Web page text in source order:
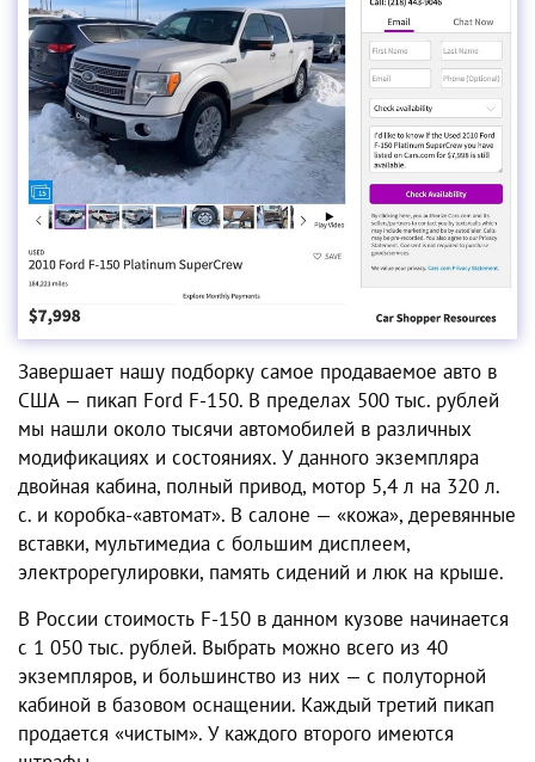
Завершает нашу подборку самое продаваемое авто в
США — пикап Ford F-150. В пределах 500 тыс. рублей
мы нашли около тысячи автомобилей в различных
модификациях и состояниях. У данного экземпляра
двойная кабина, полный привод, мотор 5,4 л на 320 л.
с. и коробка-«автомат». В салоне — «кожа», деревянные
вставки, мультимедиа с большим дисплеем,
электрорегулировки, память сидений и люк на крыше.
В России стоимость F-150 в данном кузове начинается
с 1 050 тыс. рублей. Выбрать можно всего из 40
экземпляров, и большинство из них — с полуторной
кабиной в базовом оснащении. Каждый третий пикап
продается «чистым». У каждого второго имеются